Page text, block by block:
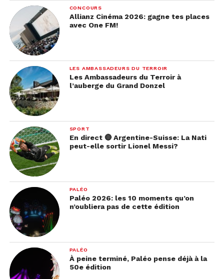
CONCOURS
Allianz Cinéma 2026: gagne tes places
avec One FM!
LES AMBASSADEURS DU TERROIR
Les Ambassadeurs du Terroir à
l’auberge du Grand Donzel
SPORT
En direct 🔴 Argentine-Suisse: La Nati
peut-elle sortir Lionel Messi?
PALÉO
Paléo 2026: les 10 moments qu’on
n’oubliera pas de cette édition
PALÉO
À peine terminé, Paléo pense déjà à la
50e édition